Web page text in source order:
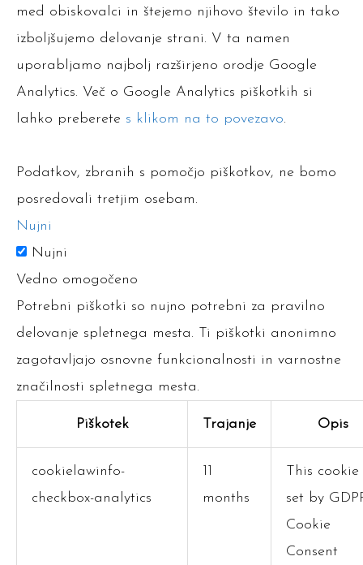
med obiskovalci in štejemo njihovo število in tako
izboljšujemo delovanje strani. V ta namen
uporabljamo najbolj razširjeno orodje Google
Analytics. Več o Google Analytics piškotkih si
lahko preberete s klikom na to povezavo.
Podatkov, zbranih s pomočjo piškotkov, ne bomo
posredovali tretjim osebam.
Nujni
Nujni
Vedno omogočeno
Potrebni piškotki so nujno potrebni za pravilno
delovanje spletnega mesta. Ti piškotki anonimno
zagotavljajo osnovne funkcionalnosti in varnostne
značilnosti spletnega mesta.
Piškotek Trajanje Opis
cookielawinfo-
checkbox-analytics
11
months
This cookie
set by
Cookie
Consent